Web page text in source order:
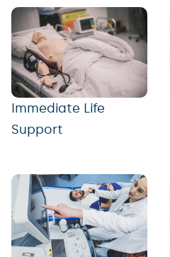
Immediate Life
Support